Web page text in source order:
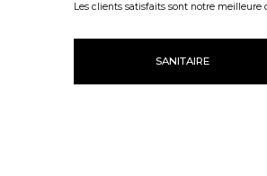
Les clients satisfaits sont notre meilleure
SANITAIRE